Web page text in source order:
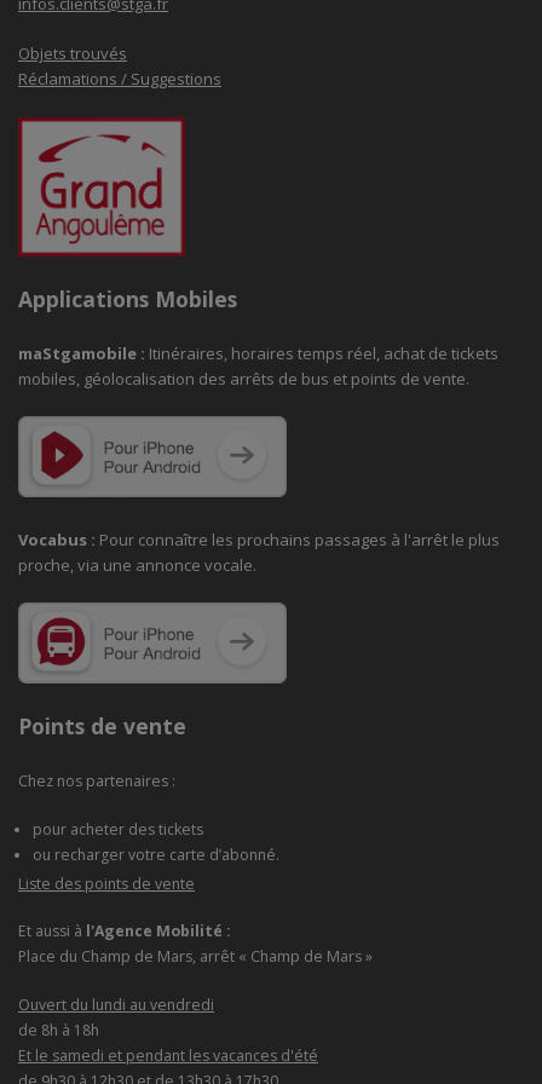
Objets trouvés
Réclamations / Suggestions
Applications Mobiles
maStgamobile : Itinéraires, horaires temps réel, achat de tickets
mobiles, géolocalisation des arrêts de bus et points de vente.
Vocabus : Pour connaître les prochains passages à l'arrêt le plus
proche, via une annonce vocale.
Points de vente
Chez nos partenaires :
pour acheter des tickets
ou recharger votre carte d’abonné.
Liste des points de vente
Et aussi à l'Agence Mobilité :
Place du Champ de Mars, arrêt « Champ de Mars »
Ouvert du lundi au vendredi
de 8h à 18h
Et le samedi et pendant les vacances d'été